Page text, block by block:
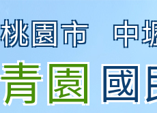
桃園市 中
園國